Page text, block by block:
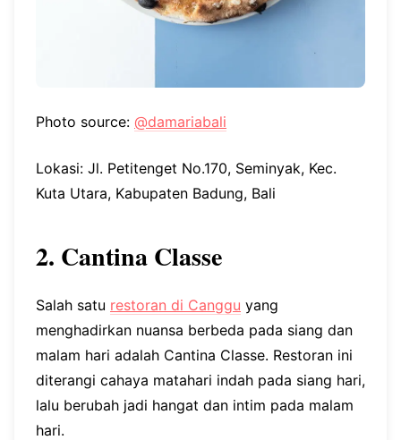
Photo source: @damariabali
Lokasi: Jl. Petitenget No.170, Seminyak, Kec.
Kuta Utara, Kabupaten Badung, Bali
2. Cantina Classe
Salah satu restoran di Canggu yang
menghadirkan nuansa berbeda pada siang dan
malam hari adalah Cantina Classe. Restoran ini
diterangi cahaya matahari indah pada siang hari,
lalu berubah jadi hangat dan intim pada malam
hari.